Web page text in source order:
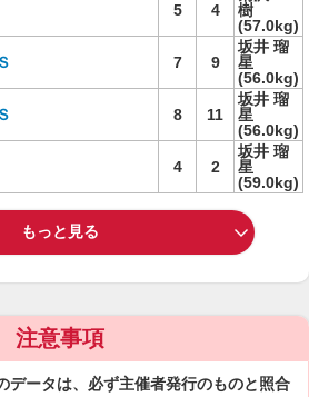
5 4
樹
(57.0kg)
7 9
坂井 瑠
星
(56.0kg)
8 11
坂井 瑠
星
(56.0kg)
4 2
坂井 瑠
星
(59.0kg)
もっと見る
注意事項
データは、必ず主催者発行のものと照合